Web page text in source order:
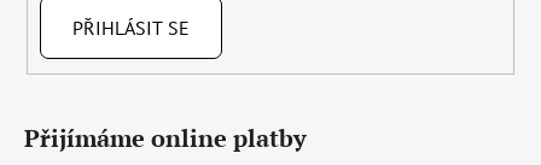
PŘIHLÁSIT SE
Přijímáme online platby